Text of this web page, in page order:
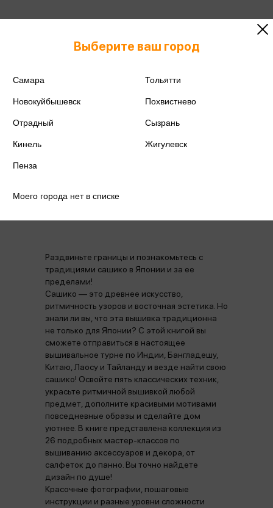
ISBN 978-5-04-208883-4
Издательство
Количество страниц
Раздвиньте границы и познакомьтесь с
традициями сашико в Японии и за ее
пределами!
Сашико — это древнее искусство,
ритмичность узоров и восточная эстетика. Но
знали ли вы, что эта вышивка традиционна
не только для Японии? С этой книгой вы
сможете отправиться в настоящее
вышивальное турне по Индии, Бангладешу,
Китаю, Лаосу и Тайланду и везде найти свою
сашико! Освойте пять классических техник,
украсьте ритмичной вышивкой любой
предмет, дополните красивыми мотивами
повседневные образы и сделайте дом
уютнее. В книге представлена коллекция из
26 подробных мастер-классов по
вышиванию аксессуаров и декора, от
салфеток до панно. Вы точно найдете
дизайн по душе!
Красочные фотографии, пошаговые
инструкции и разные уровни сложности
Выберите ваш город
Самара Тольятти
Новокуйбышевск Похвистнево
Отрадный Сызрань
Кинель Жигулевск
Пенза
Моего города нет в списке